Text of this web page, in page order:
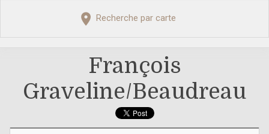
Recherche par carte
François
Graveline/beaudreau